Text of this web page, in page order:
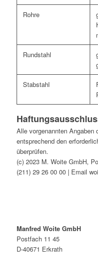
Rohre
Rundstahl
Stabstahl
Alle vorgenannten Angaben
entsprechend den
überprüfen.
(c) 2023 M. Woite GmbH,
(211) 29 26 00 00 | Email
Manfred Woite GmbH
Postfach 11 45
D-40671 Erkrath